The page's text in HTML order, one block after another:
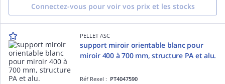
Connectez-vous pour voir vos prix et les stocks
PELLET ASC
support miroir orientable blanc pour
miroir 400 à 700 mm, structure PA et alu.
Réf Rexel : PT4047590